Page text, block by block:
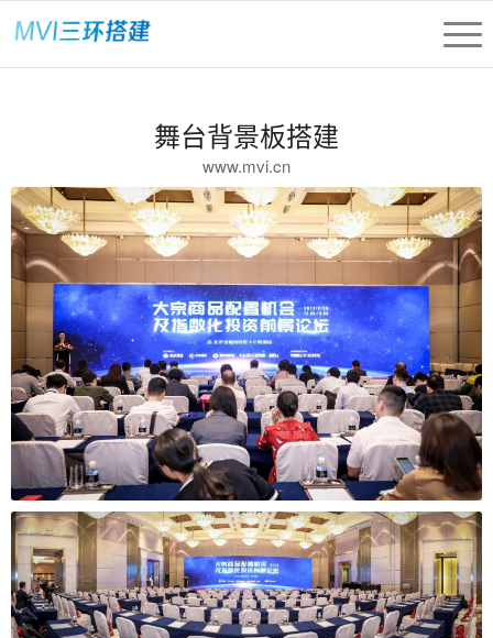
舞台背景板搭建
www.mvi.cn